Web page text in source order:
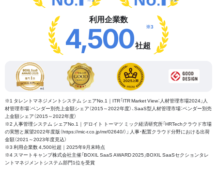
利用企業数
4,500社超
※3
※1 タレントマネジメントシステム シェアNo.1｜ITR「ITR Market View：人材管理市場2024」人
材管理市場：ベンダー別売上金額シェア（2015～2022年度）、SaaS型人材管理市場：ベンダー別売
上金額シェア（2015～2022年度）
※2 人事管理システム シェアNo.1｜デロイト トーマツ ミック経済研究所「HRTechクラウド市場
の実態と展望2022年度版（https://mic-r.co.jp/mr/02640/）」 人事・配置クラウド分野における出荷
金額（2021～2023年度見込）
※3 利用企業数 4,500社超｜2025年9月末時点
※4 スマートキャンプ株式会社主催「BOXIL SaaS AWARD 2025」BOXIL SaaSセクションタレ
ントマネジメントシステム部門1位を受賞